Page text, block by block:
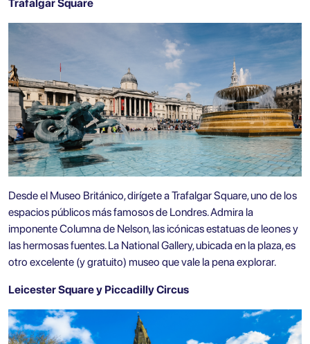
Trafalgar Square
Desde el Museo Británico, dirígete aTrafalgar Square, uno de los
espacios públicos más famosos de Londres. Admira la
imponente Columna de Nelson, las icónicas estatuas de leones y
las hermosas fuentes. La National Gallery, ubicada en la plaza, es
otro excelente (y gratuito) museo que vale la pena explorar.
Leicester Square y Piccadilly Circus